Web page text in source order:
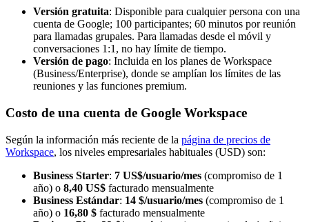
Versión gratuita: Disponible para cualquier persona con una
cuenta de Google; 100 participantes; 60 minutos por reunión
para llamadas grupales. Para llamadas desde el móvil y
conversaciones 1:1, no hay límite de tiempo.
Versión de pago: Incluida en los planes de Workspace
(Business/Enterprise), donde se amplían los límites de las
reuniones y las funciones premium.
Costo de una cuenta de Google Workspace
Según la información más reciente de la página de precios de
Workspace, los niveles empresariales habituales (USD) son:
Business Starter: 7 US$/usuario/mes (compromiso de 1
año) o 8,40 US$ facturado mensualmente
Business Estándar: 14 $/usuario/mes (compromiso de 1
año) o 16,80 $ facturado mensualmente